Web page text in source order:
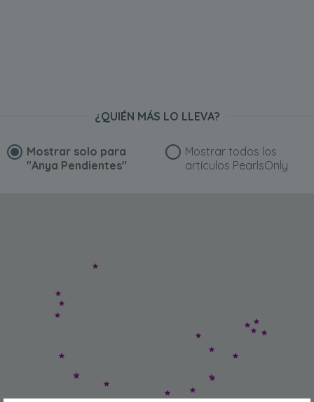
¿QUIÉN MÁS LO LLEVA?
Mostrar solo para
"Anya Pendientes"
Mostrar todos los
artículos PearlsOnly